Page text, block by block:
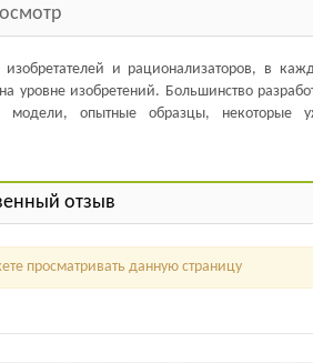
и рационализаторов, в
уровне изобретений. Большинство
модели, опытные образцы, некоторые
отзыв
просматривать данную страницу